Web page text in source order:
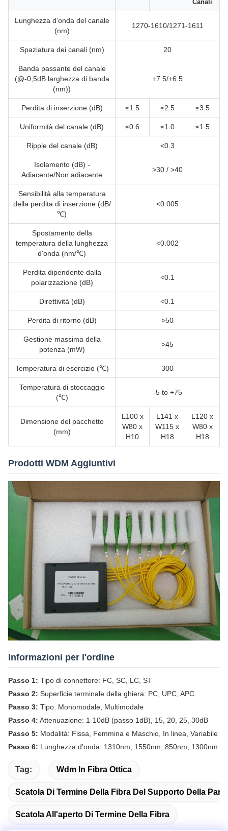
Canali
Lunghezza d'onda del canale
(nm)
1270-1610/1271-1611
Spaziatura dei canali (nm) 20
Banda passante del canale
(@-0,5dB larghezza di banda
(nm))
±7.5/±6.5
Perdita di inserzione (dB) ≤1.5 ≤2.5 ≤3.5
Uniformità del canale (dB) ≤0.6 ≤1.0 ≤1.5
Ripple del canale (dB) <0.3
Isolamento (dB) -
Adiacente/Non adiacente
>30 / >40
Sensibilità alla temperatura
della perdita di inserzione (dB/
℃)
<0.005
Spostamento della
temperatura della lunghezza
d'onda (nm/℃)
<0.002
Perdita dipendente dalla
polarizzazione (dB)
<0.1
Direttività (dB) <0.1
Perdita di ritorno (dB) >50
Gestione massima della
potenza (mW)
>45
Temperatura di esercizio (℃) 300
Temperatura di stoccaggio
(℃)
-5 to +75
Dimensione del pacchetto
(mm)
L100 x
W80 x
H10
L141 x
W115 x
H18
L120 x
W80 x
H18
Prodotti WDM Aggiuntivi
Informazioni per l'ordine
Passo 1: Tipo di connettore: FC, SC, LC, ST
Passo 2: Superficie terminale della ghiera: PC, UPC, APC
Passo 3: Tipo: Monomodale, Multimodale
Passo 4: Attenuazione: 1-10dB (passo 1dB), 15, 20, 25, 30dB
Passo 5: Modalità: Fissa, Femmina e Maschio, In linea, Variabile
Passo 6: Lunghezza d'onda: 1310nm, 1550nm, 850nm, 1300nm
Tag: Wdm In Fibra Ottica
Scatola Di Termine Della Fibra Del Supporto Della
Scatola All'aperto Di Termine Della Fibra